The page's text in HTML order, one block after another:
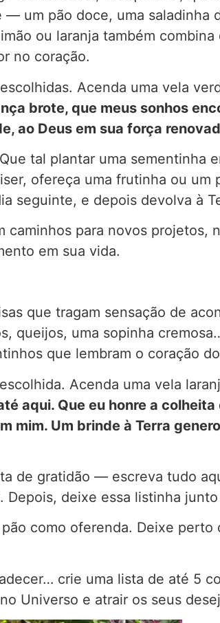
um pão doce, uma saladinha
ou laranja também
no coração.
Acenda uma vela
brote, que meus sonhos
ao Deus em sua força
tal plantar uma sementinha
ofereça uma frutinha ou
seguinte, e depois devolva à
caminhos para novos projetos,
em sua vida.
que tragam sensação de
queijos, uma sopinha
que lembram o coração
Acenda uma vela
aqui. Que eu honre a
mim. Um brinde à Terra
de gratidão — escreva tudo
deixe essa listinha
como oferenda. Deixe perto
crie uma lista de até 5
Universo e atrair os seus